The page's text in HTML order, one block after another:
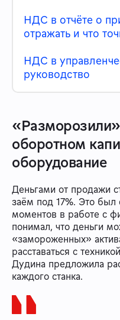
НДС в отчёте о
отражать и что
НДС в
руководство
оборотном
оборудование
Деньгами от продажи
заём под 17%. Это
моментов в работе с
понимал, что деньги
«замороженных»
расставаться с
Дудина предложила
каждого станка.